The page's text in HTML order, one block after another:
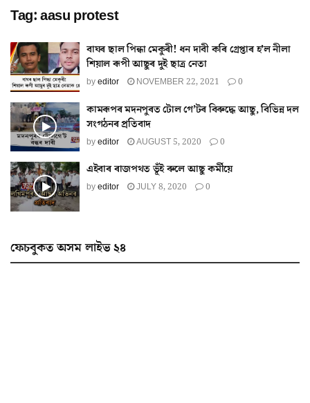
Tag:aasu protest
বাঘৰ ছাল পিন্ধা মেকুৰী! ধন দাবী কৰি গ্ৰেপ্তাৰ হ’ল নীলা
শিয়াল ৰূপী আছুৰ দুই ছাত্ৰ নেতা
byeditor NOVEMBER 22, 2021 0
কামৰূপৰ মদনপুৰত টোল গে’টৰ বিৰুদ্ধে আছু, বিভিন্ন দল
সংগঠনৰ প্ৰতিবাদ
byeditor AUGUST 5, 2020 0
এইবাৰ ৰাজপথত ভূঁই ৰুলে আছু কৰ্মীয়ে
byeditor JULY 8, 2020 0
ফেচবুকত অসম লাইভ ২৪